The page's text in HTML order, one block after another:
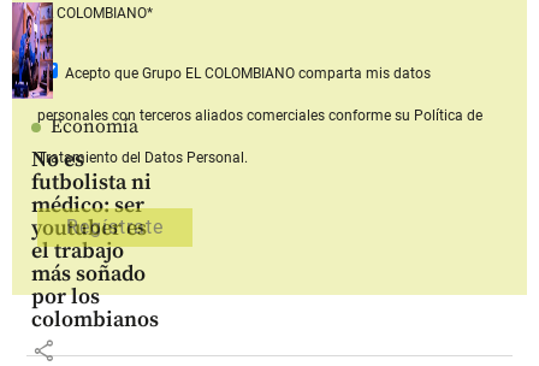
Economía
No es
futbolista ni
médico: ser
youtuber es
el trabajo
más soñado
por los
colombianos
share
EL COLOMBIANO*
Acepto que Grupo EL COLOMBIANOcomparta mis datos
personales con terceros aliados comerciales conforme su Política de
Tratamiento del Datos Personal.